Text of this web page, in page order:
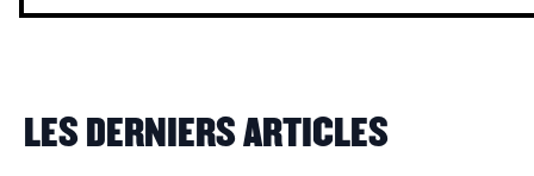
LES DERNIERS ARTICLES